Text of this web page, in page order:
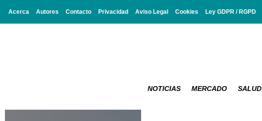
Acerca Autores Contacto Privacidad Aviso Legal Cookies Ley GDPR / RGPD
NOTICIAS MERCADO SALUD